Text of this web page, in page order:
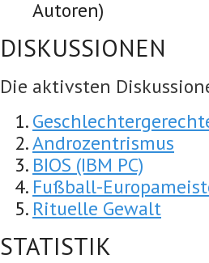
Autoren)
DISKUSSIONEN
Die aktivsten
Androzentrismus
BIOS (IBM PC)
Fußball-
Rituelle Gewalt
STATISTIK